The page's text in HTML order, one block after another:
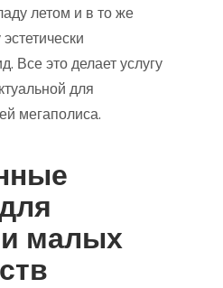
летом и в то же
Все это делает услугу
для
мегаполиса.
малых